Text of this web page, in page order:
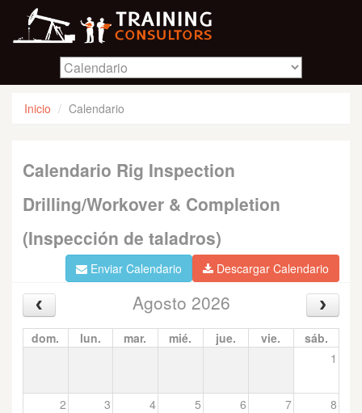
Inicio Calendario
Calendario Rig Inspection
Drilling/Workover & Completion
(Inspección de taladros)
Descargar Calendario
Enviar Calendario
Agosto 2026
dom. lun. mar. mié. jue. vie.
sáb.
1
2 3 4 5 6 7 8